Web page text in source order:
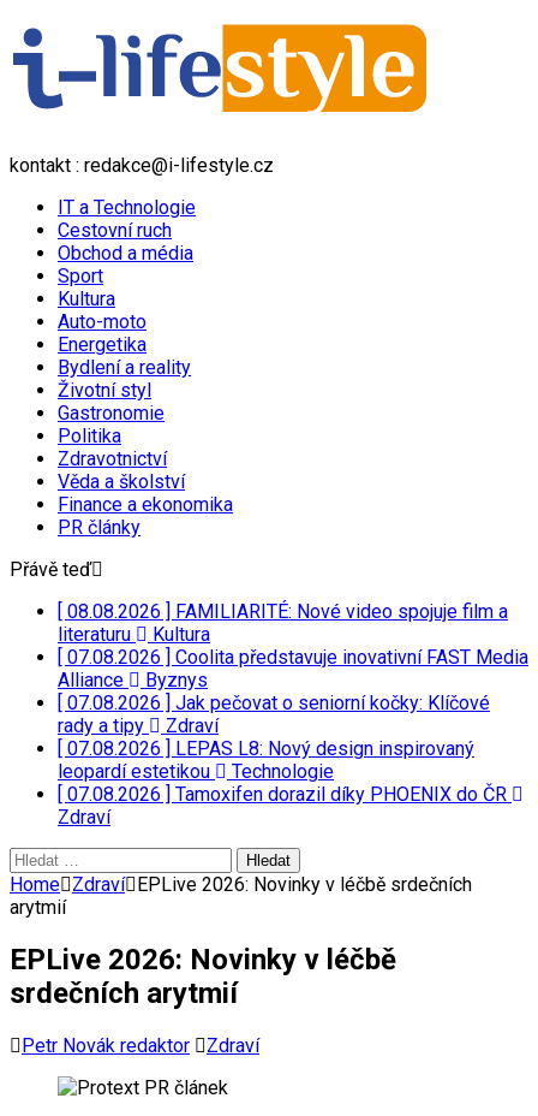
kontakt : redakce@i-lifestyle.cz
IT a Technologie
Cestovní ruch
Obchod a média
Sport
Kultura
Auto-moto
Energetika
Bydlení a reality
Životní styl
Gastronomie
Politika
Zdravotnictví
Věda a školství
Finance a ekonomika
PR články
Přávě teď
[ 08.08.2026 ] FAMILIARITÉ: Nové video spojuje film a
literaturu
Kultura
[ 07.08.2026 ] Coolita představuje inovativní FAST Media
Alliance
Byznys
[ 07.08.2026 ] Jak pečovat o seniorní kočky: Klíčové
rady a tipy
Zdraví
[ 07.08.2026 ] LEPAS L8: Nový design inspirovaný
leopardí estetikou
Technologie
[ 07.08.2026 ] Tamoxifen dorazil díky PHOENIX do ČR
Zdraví
Vyhledávání
Home Zdraví EPLive 2026: Novinky v léčbě srdečních
arytmií
EPLive 2026: Novinky v léčbě
srdečních arytmií
Petr Novák redaktor Zdraví